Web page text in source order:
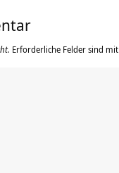
Erforderliche Felder sind mit